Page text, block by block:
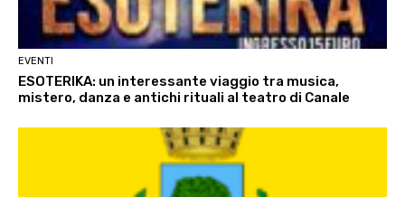
EVENTI
ESOTERIKA: un interessante viaggio tra musica,
mistero, danza e antichi rituali al teatro di Canale